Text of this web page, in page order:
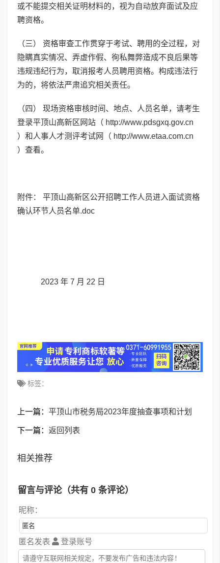
或不能提交相关证明材料的，视为自动放弃面试及应
聘资格。
（三） 资格审查工作贯穿于考试、聘用的全过程，对
隐瞒真实情况、弄虚作假、徇私舞弊造成不良后果等
违规违纪行为，取消报考人员聘用资格。构成违法行
为的，将依法严肃追究相关责任。
（四） 现场资格审核时间、地点、人员名单，请考生
登录平顶山高新区网站（ http://www.pdsgxq.gov.cn
）和人事人才测评考试网（ http://www.etaa.com.cn
）查看。
附件： 平顶山高新区公开招聘工作人员进入面试资格
确认环节人员名单.doc
2023 年 7 月 22 日
标签：
上一篇： 平顶山市税务局2023年度抽查事项和计划
下一篇： 返回列表
相关推荐
留言与评论（共有 0 条评论）
昵称：
匿名发表 登录账号